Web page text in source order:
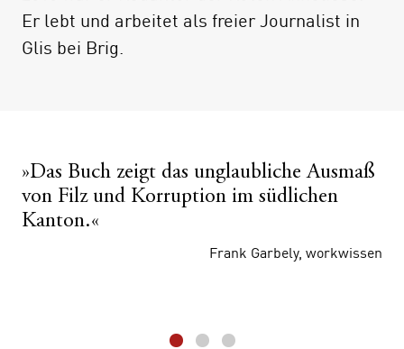
Vorherrschaft der katholischen
Mehrheitspartei CVP auf Politik,
diesem Sinne ist das Buch ein Plädoyer für
eine offene Gesellschaft und steht in der
Tradition der politischen Aufklärung.
Er lebt und arbeitet als freier Journalist in
Glis bei Brig.
»Das Buch zeigt das unglaubliche Ausmaß
von Filz und Korruption im südlichen
Kanton.«
Frank Garbely, workwissen